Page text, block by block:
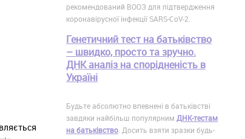
рекомендований ВООЗ для підтвердження
коронавірусної інфекції SARS-CoV-2.
Генетичний тест на батьківство
– швидко, просто та зручно.
ДНК аналіз на спорідненість в
Україні
Будьте абсолютно впевнені в батьківстві
завдяки найбільш популярним ДНК-тестам
на батьківство . Досить взяти зразки будь-